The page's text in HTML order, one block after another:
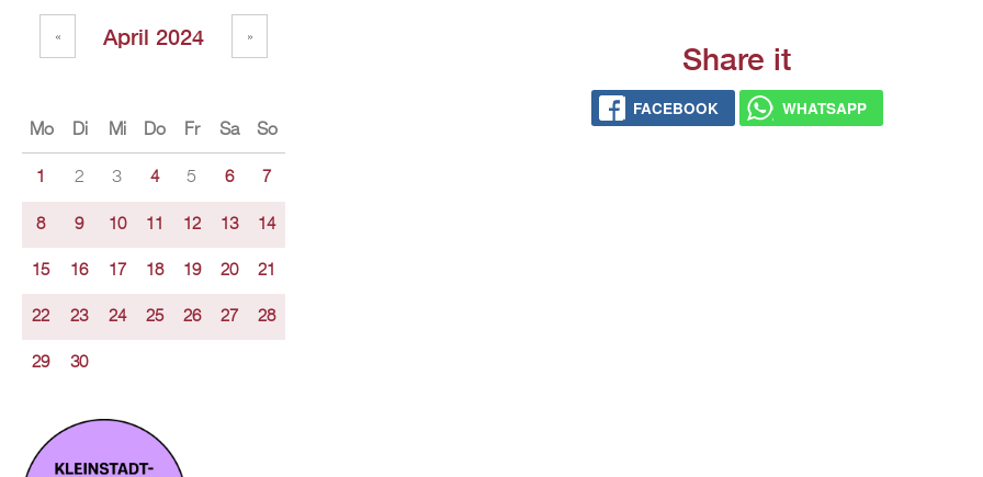
Share it
FACEBOOK WHATSAPP
April 2024
« »
Mo Di Mi Do Fr Sa So
1 2 3 4 5 6 7
8 9 10 11 12 13 14
15 16 17 18 19 20 21
22 23 24 25 26 27 28
29 30